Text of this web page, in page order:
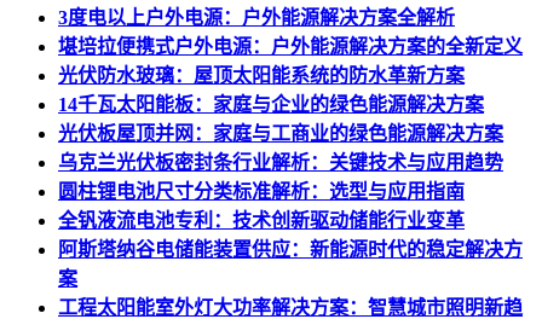
3度电以上户外电源：户外能源解决方案全解析
堪培拉便携式户外电源：户外能源解决方案的全新定义
光伏防水玻璃：屋顶太阳能系统的防水革新方案
14千瓦太阳能板：家庭与企业的绿色能源解决方案
光伏板屋顶并网：家庭与工商业的绿色能源解决方案
乌克兰光伏板密封条行业解析：关键技术与应用趋势
圆柱锂电池尺寸分类标准解析：选型与应用指南
全钒液流电池专利：技术创新驱动储能行业变革
阿斯塔纳谷电储能装置供应：新能源时代的稳定解决方
案
工程太阳能室外灯大功率解决方案：智慧城市照明新趋